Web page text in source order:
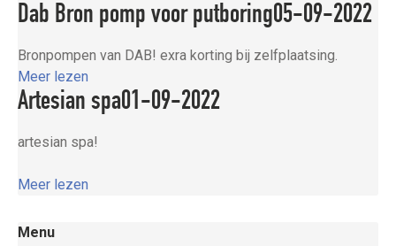
Dab Bron pomp voor putboring05-09-2022
Bronpompen van DAB! exra korting bij zelfplaatsing.
Meer lezen
Artesian spa01-09-2022
artesian spa!
Meer lezen
Menu